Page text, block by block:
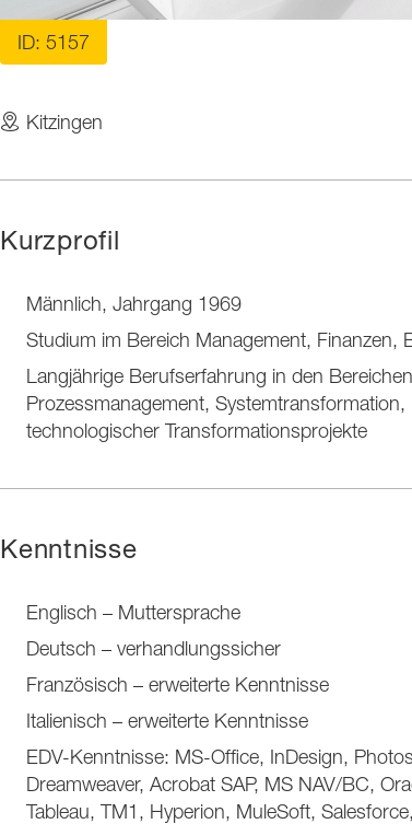
ID: 5157
Kitzingen
Kurzprofil
Männlich, Jahrgang 1969
Studium im Bereich Management, Finanzen,
Langjährige Berufserfahrung in den
Prozessmanagement,
technologischer Transformationsprojekte
Kenntnisse
Englisch – Muttersprache
Deutsch – verhandlungssicher
Französisch – erweiterte Kenntnisse
Italienisch – erweiterte Kenntnisse
EDV-Kenntnisse: MS-Office, InDesign,
Dreamweaver, Acrobat SAP, MS NAV/BC,
Tableau, TM1, Hyperion, MuleSoft,